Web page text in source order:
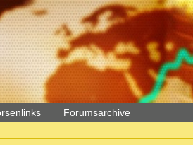
Forumsarchive